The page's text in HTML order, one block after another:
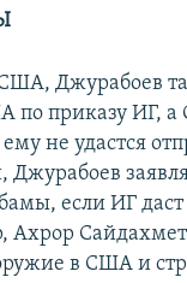
Джурабоев
приказу ИГ, а
не удастся
если ИГ
Ахрор
в США и